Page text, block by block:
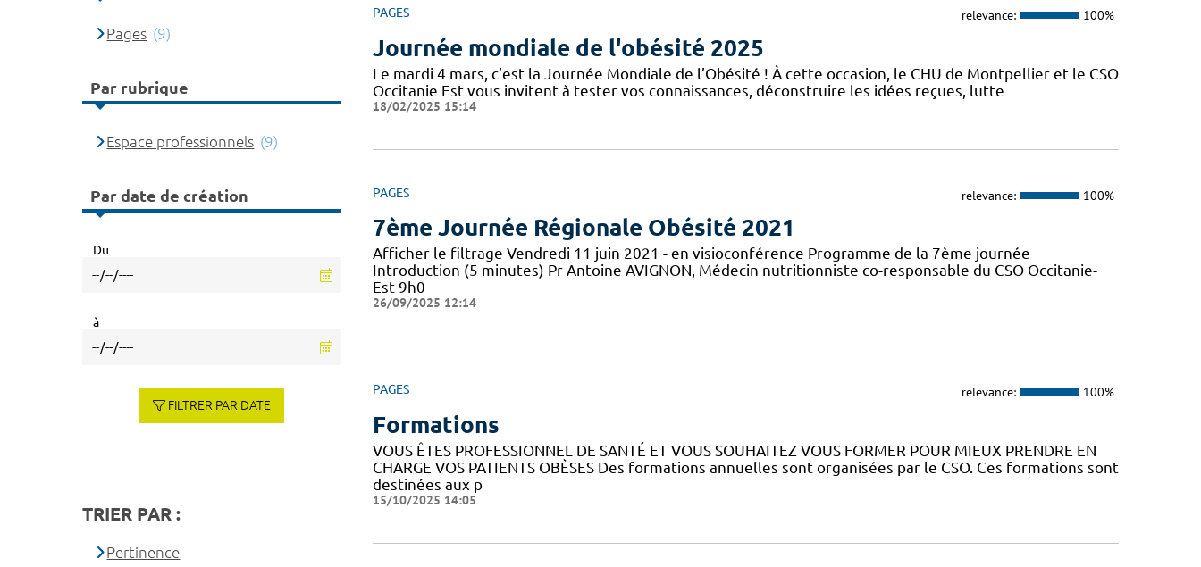
PAGES relevance: 100%
Journée mondiale de l'obésité 2025
Le mardi 4 mars, c’est la Journée Mondiale de l’Obésité ! À cette occasion, le CHU de Montpellier et le CSO
Occitanie Est vous invitent à tester vos connaissances, déconstruire les idées reçues, lutte
18/02/2025 15:14
PAGES relevance: 100%
7ème Journée Régionale Obésité 2021
Afficher le filtrage Vendredi 11 juin 2021 - en visioconférence Programme de la 7ème journée
Introduction (5 minutes) Pr Antoine AVIGNON, Médecin nutritionniste co-responsable du CSO Occitanie-
Est 9h0
26/09/2025 12:14
PAGES relevance: 100%
Formations
VOUS ÊTES PROFESSIONNEL DE SANTÉ ET VOUS SOUHAITEZ VOUS FORMER POUR MIEUX PRENDRE EN
CHARGE VOS PATIENTS OBÈSES Des formations annuelles sont organisées par le CSO. Ces formations sont
destinées aux p
15/10/2025 14:05
Pages (9)
Par rubrique
Espace professionnels (9)
Par date de création
Du
à
FILTRER PAR DATE
TRIER PAR :
Pertinence